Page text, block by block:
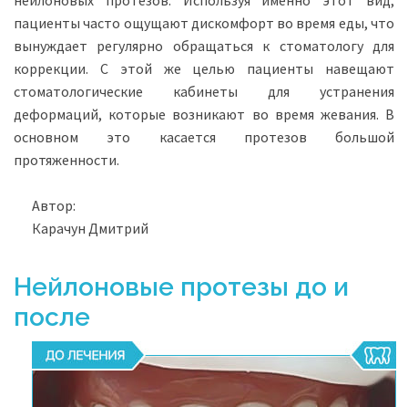
пациенты часто ощущают дискомфорт во время еды, что
вынуждает регулярно обращаться к стоматологу для
коррекции. С этой же целью пациенты навещают
стоматологические кабинеты для устранения
деформаций, которые возникают во время жевания. В
основном это касается протезов большой
протяженности.
Автор:
Карачун Дмитрий
Нейлоновые протезы до и
после